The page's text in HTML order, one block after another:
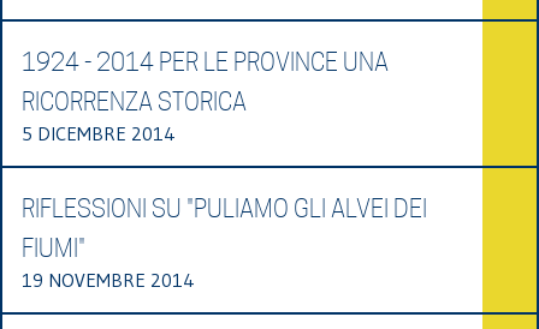
1924 - 2014 PER LE PROVINCE UNA
RICORRENZA STORICA
5 DICEMBRE 2014
RIFLESSIONI SU "PULIAMO GLI ALVEI DEI
FIUMI"
19 NOVEMBRE 2014